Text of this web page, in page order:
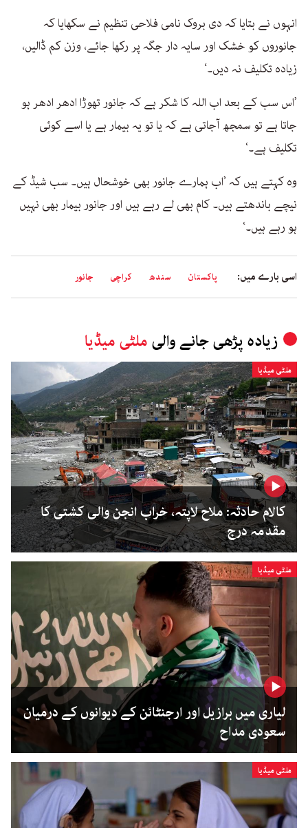
انہوں نے بتایا کہ دی بروک نامی فلاحی تنظیم نے سکھایا کہ
جانوروں کو خشک اور سایہ دار جگہ پر رکھا جائے، وزن کم ڈالیں،
زیادہ تکلیف نہ دیں۔‘
’اس سب کے بعد اب اللہ کا شکر ہے کہ جانور تھوڑا ادھر ادھر ہو
جاتا ہے تو سمجھ آجاتی ہے کہ یا تو یہ بیمار ہے یا اسے کوئی
تکلیف ہے۔‘
وہ کہتے ہیں کہ ’اب ہمارے جانور بھی خوشحال ہیں۔ سب شیڈ کے
نیچے باندھتے ہیں۔ کام بھی لے رہے ہیں اور جانور بیمار بھی نہیں
ہو رہے ہیں۔‘
اسی بارے میں: پاکستان سندھ کراچی جانور
زیادہ پڑھی جانے والی ملٹی میڈیا
ملٹی میڈیا
کالام حادثہ: ملاح لاپتہ، خراب انجن والی کشتی کا
مقدمہ درج
ملٹی میڈیا
لیاری میں برازیل اور ارجنٹائن کے دیوانوں کے درمیان
سعودی مداح
ملٹی میڈیا